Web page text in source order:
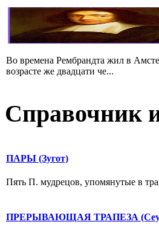
Во времена Рембрандта жил в
возрасте же двадцати че...
Справочник
ПАРЫ (Зугот)
Пять П. мудрецов, упомянутые в
ПРЕРЫВАЮЩАЯ ТРАПЕЗА